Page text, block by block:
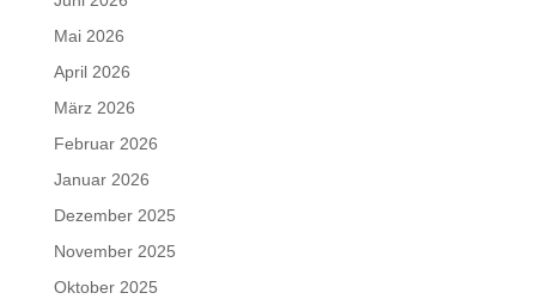
Mai 2026
April 2026
März 2026
Februar 2026
Januar 2026
Dezember 2025
November 2025
Oktober 2025